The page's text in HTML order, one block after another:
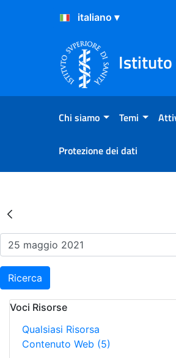
Salta al Contenuto
Salta al Footer
Istituto
Chi siamo Temi
Protezione dei dati
Risultati della
Ricerca
Voci Risorse
Qualsiasi Risorsa
Contenuto Web (5)